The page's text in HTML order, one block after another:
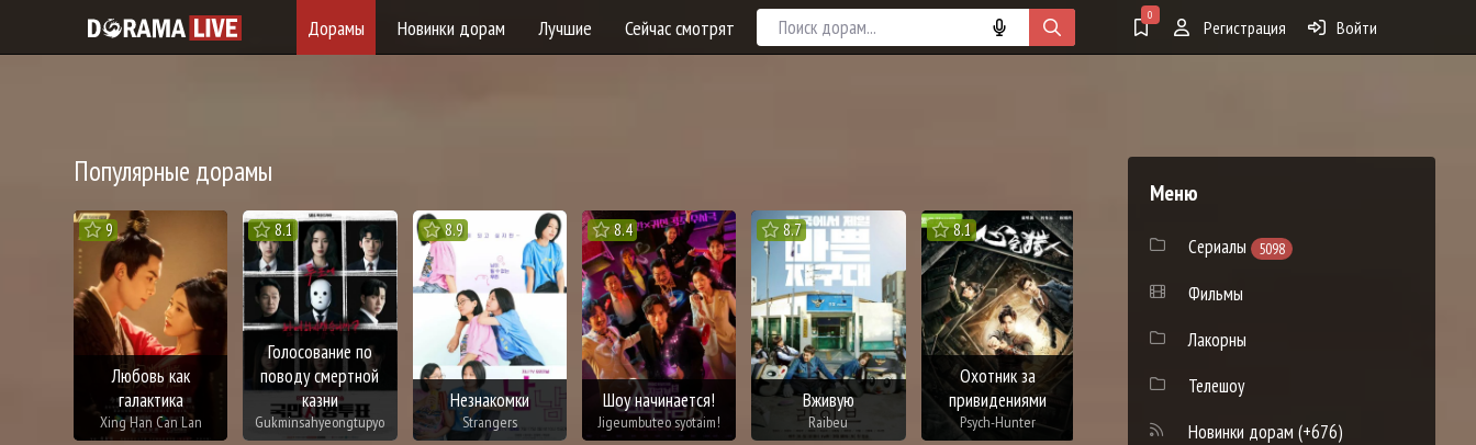
Дорамы Новинки дорам Лучшие Сейчас смотрят 0
Регистрация Войти
Популярные дорамы
9
Любовь как
галактика
Xing Han Can Lan
8.1
Голосование по
поводу смертной
казни
Gukminsahyeongtupyo
8.9
Незнакомки
Strangers
8.4
Шоу начинается!
Jigeumbuteo syotaim!
8.7
Вживую
Raibeu
8.1
Охотник за
привидениями
Psych-Hunter
Увидимся снова
Tai Yang Xing Chen Game of Outlaws
Меню
Сериалы 5098
Фильмы
Лакорны
Телешоу
Новинки дорам (+676)